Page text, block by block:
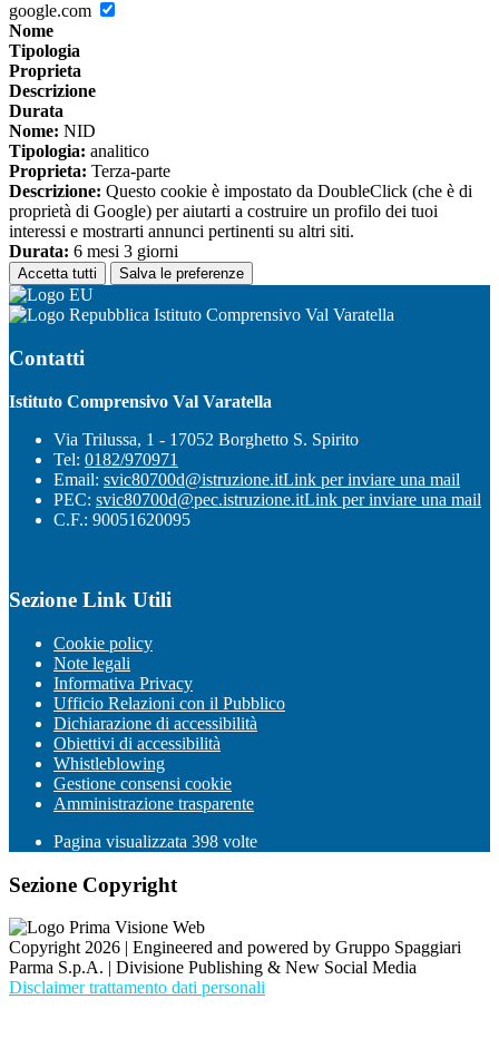
google.com
Nome
Tipologia
Proprieta
Descrizione
Durata
Nome: NID
Tipologia: analitico
Proprieta: Terza-parte
Descrizione: Questo cookie è impostato da DoubleClick (che è di
proprietà di Google) per aiutarti a costruire un profilo dei tuoi
interessi e mostrarti annunci pertinenti su altri siti.
Durata: 6 mesi 3 giorni
Accetta tutti Salva le preferenze
Istituto Comprensivo Val Varatella
Contatti
Istituto Comprensivo Val Varatella
Via Trilussa, 1 - 17052 Borghetto S. Spirito
Tel: 0182/970971
Email: svic80700d@istruzione.itLink per inviare una mail
PEC: svic80700d@pec.istruzione.itLink per inviare una mail
C.F.: 90051620095
Sezione Link Utili
Cookie policy
Note legali
Informativa Privacy
Ufficio Relazioni con il Pubblico
Dichiarazione di accessibilità
Obiettivi di accessibilità
Whistleblowing
Gestione consensi cookie
Amministrazione trasparente
Pagina visualizzata 398 volte
Sezione Copyright
Copyright 2026 | Engineered and powered by Gruppo Spaggiari
Parma S.p.A. | Divisione Publishing & New Social Media
Disclaimer trattamento dati personali